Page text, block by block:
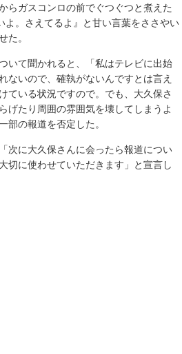
らガスコンロの前でぐつぐつと煮えた
よ。さえてるよ』と甘い言葉をささやい
た。
いて聞かれると、「私はテレビに出始
ないので、確執がないんですとは言え
ている状況ですので。でも、大久保さ
げたり周囲の雰囲気を壊してしまうよ
部の報道を否定した。
次に大久保さんに会ったら報道につい
切に使わせていただきます」と宣言し